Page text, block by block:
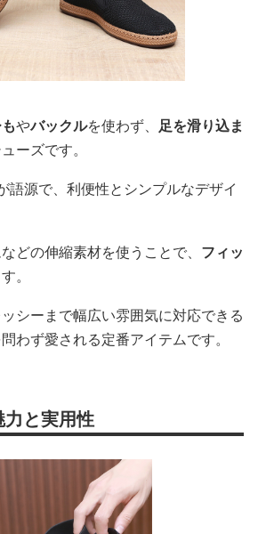
やバックルを使わず、 足を滑り込ま
ーズです。
語源で、利便性とシンプルなデザイ
どの伸縮素材を使うことで、 フィッ
。
シーまで幅広い雰囲気に対応できる
わず愛される定番アイテムです。
と実用性